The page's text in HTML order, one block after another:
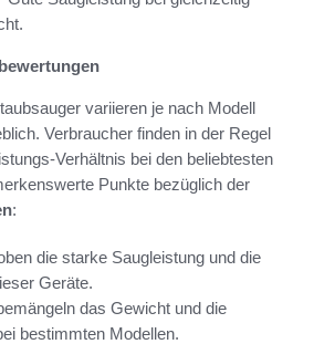
variieren je nach Modell
Verbraucher finden in der Regel
Verhältnis bei den beliebtesten
Punkte bezüglich der
:
die starke Saugleistung und die
Geräte.
das Gewicht und die
bestimmten Modellen.